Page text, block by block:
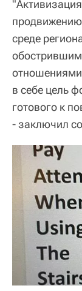
продвижению
среде
в себе цель
готового к
- заключил